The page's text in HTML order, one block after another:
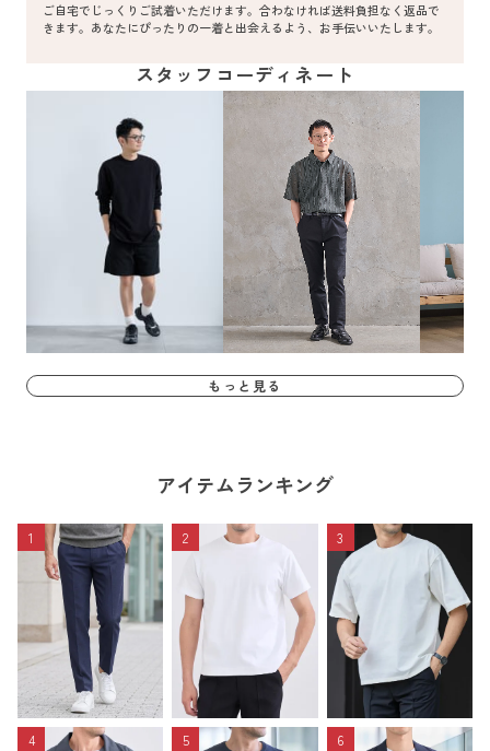
ご自宅でじっくりご試着いただけます。合わなければ送料負担なく返品で
きます。あなたにぴったりの一着と出会えるよう、お手伝いいたします。
スタッフコーディネート
もっと見る
アイテムランキング
1 2 3
4 5 6